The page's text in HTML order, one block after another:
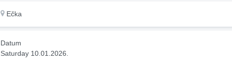
Ečka
Datum
Saturday 10.01.2026.